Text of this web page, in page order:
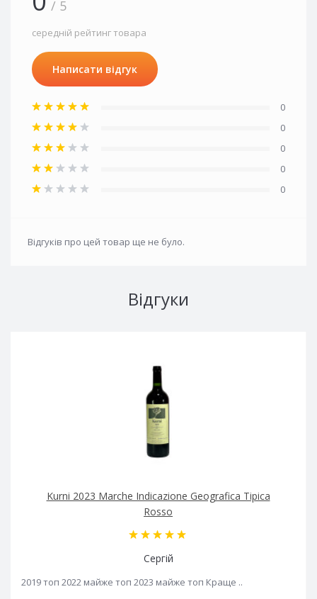
/ 5
середній рейтинг товара
Написати відгук
0
0
0
0
0
Відгуків про цей товар ще не було.
Відгуки
Kurni 2023 Marche Indicazione Geografica Tipica
Rosso
Сергій
2019 топ 2022 майже топ 2023 майже топ Краще ..